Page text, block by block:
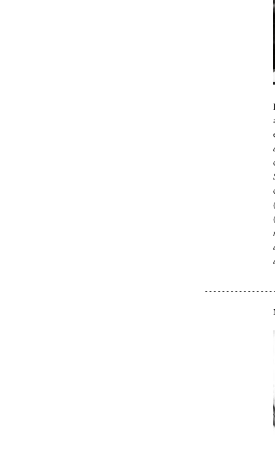
- - - - - - - - - - - - - - - -